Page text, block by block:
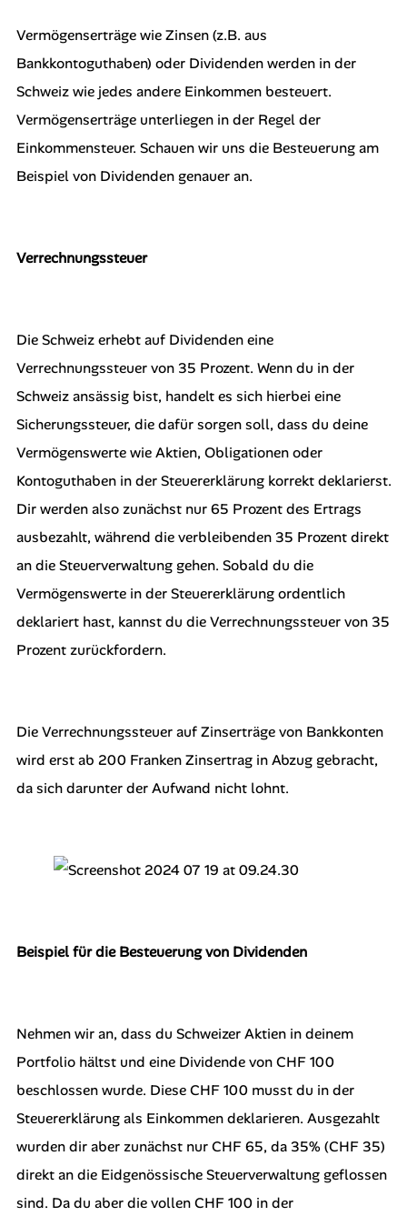
Vermögenserträge wie Zinsen (z.B. aus
Bankkontoguthaben) oder Dividenden werden in der
Schweiz wie jedes andere Einkommen besteuert.
Vermögenserträge unterliegen in der Regel der
Einkommensteuer. Schauen wir uns die Besteuerung am
Beispiel von Dividenden genauer an.
Verrechnungssteuer
Die Schweiz erhebt auf Dividenden eine
Verrechnungssteuer von 35 Prozent. Wenn du in der
Schweiz ansässig bist, handelt es sich hierbei eine
Sicherungssteuer, die dafür sorgen soll, dass du deine
Vermögenswerte wie Aktien, Obligationen oder
Kontoguthaben in der Steuererklärung korrekt deklarierst.
Dir werden also zunächst nur 65 Prozent des Ertrags
ausbezahlt, während die verbleibenden 35 Prozent direkt
an die Steuerverwaltung gehen. Sobald du die
Vermögenswerte in der Steuererklärung ordentlich
deklariert hast, kannst du die Verrechnungssteuer von 35
Prozent zurückfordern.
Die Verrechnungssteuer auf Zinserträge von Bankkonten
wird erst ab 200 Franken Zinsertrag in Abzug gebracht,
da sich darunter der Aufwand nicht lohnt.
Beispiel für die Besteuerung von Dividenden
Nehmen wir an, dass du Schweizer Aktien in deinem
Portfolio hältst und eine Dividende von CHF 100
beschlossen wurde. Diese CHF 100 musst du in der
Steuererklärung als Einkommen deklarieren. Ausgezahlt
wurden dir aber zunächst nur CHF 65, da 35% (CHF 35)
direkt an die Eidgenössische Steuerverwaltung geflossen
sind. Da du aber die vollen CHF 100 in der